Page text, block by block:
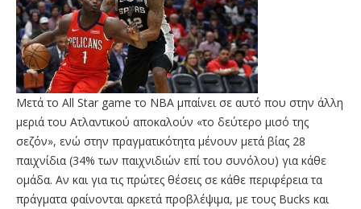
Μετά το All Star game το ΝΒΑ μπαίνει σε αυτό που στην άλλη
μεριά του Ατλαντικού αποκαλούν «το δεύτερο μισό της
σεζόν», ενώ στην πραγματικότητα μένουν μετά βίας 28
παιχνίδια (34% των παιχνιδιών επί του συνόλου) για κάθε
ομάδα. Αν και για τις πρώτες θέσεις σε κάθε περιφέρεια τα
πράγματα φαίνονται αρκετά προβλέψιμα, με τους Bucks και